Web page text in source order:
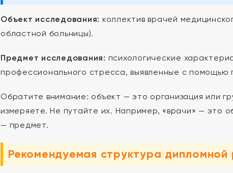
Объект исследования: коллектив врачей
областной больницы).
Предмет исследования: психологические
профессионального стресса, выявленные с помощью
Обратите внимание: объект — это организация или
измеряете. Не путайте их. Например, «врачи» — это
— предмет.
Рекомендуемая структура дипломной